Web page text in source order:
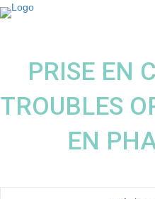
PRISE EN
TROUBLES
EN